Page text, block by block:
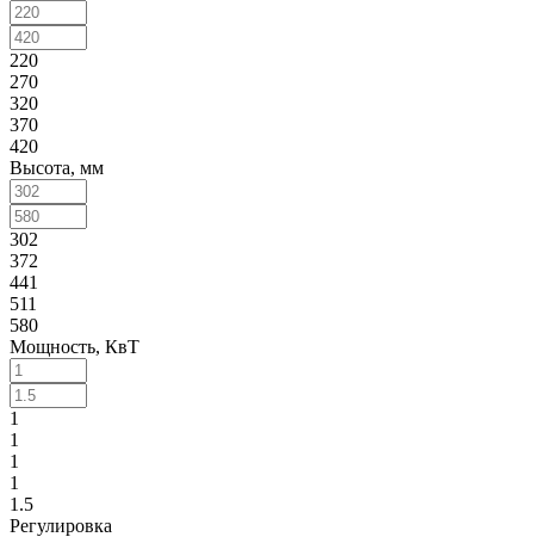
220
270
320
370
420
Высота, мм
302
372
441
511
580
Мощность, КвТ
1
1
1
1
1.5
Регулировка